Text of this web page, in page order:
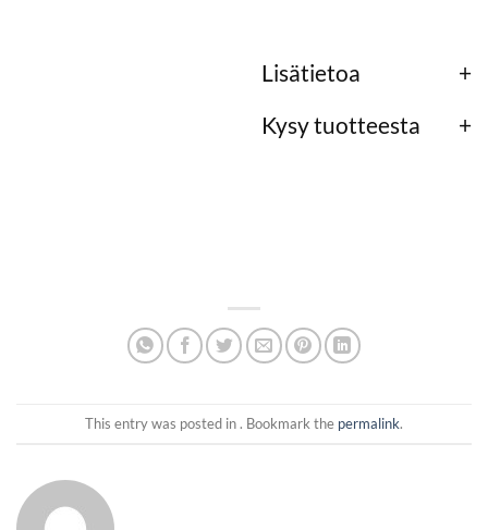
Lisätietoa
Kysy tuotteesta
This entry was posted in . Bookmark the permalink.